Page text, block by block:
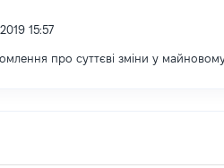
15:57
про суттєві зміни y